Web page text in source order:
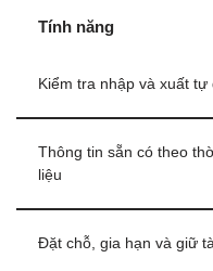
Tính năng
Kiểm tra nhập và xuất tự
Thông tin sẵn có theo
liệu
Đặt chỗ, gia hạn và giữ